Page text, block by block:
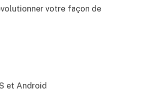
votre façon de
et Android